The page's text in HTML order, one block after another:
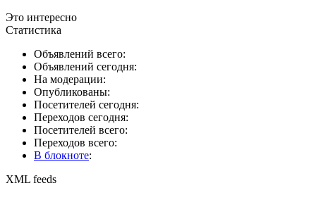
Это интересно
Статистика
Объявлений всего:
Объявлений сегодня:
На модерации:
Опубликованы:
Посетителей сегодня:
Переходов сегодня:
Посетителей всего:
Переходов всего:
В блокноте:
XML feeds